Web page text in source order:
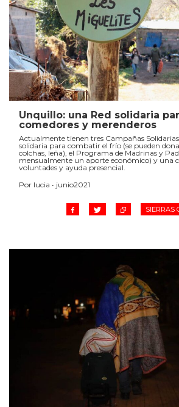
Unquillo: una Red solidaria
comedores y merenderos
Actualmente tienen tres Campañas
solidaria para combatir el frío (se pueden
colchas, leña), el Programa de Madrinas y
mensualmente un aporte económico) y una
voluntades y ayuda presencial.
Por lucia • junio2021
SIERRAS